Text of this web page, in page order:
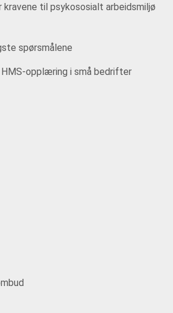
kravene til psykososialt arbeidsmiljø
spørsmålene
HMS-opplæring i små bedrifter